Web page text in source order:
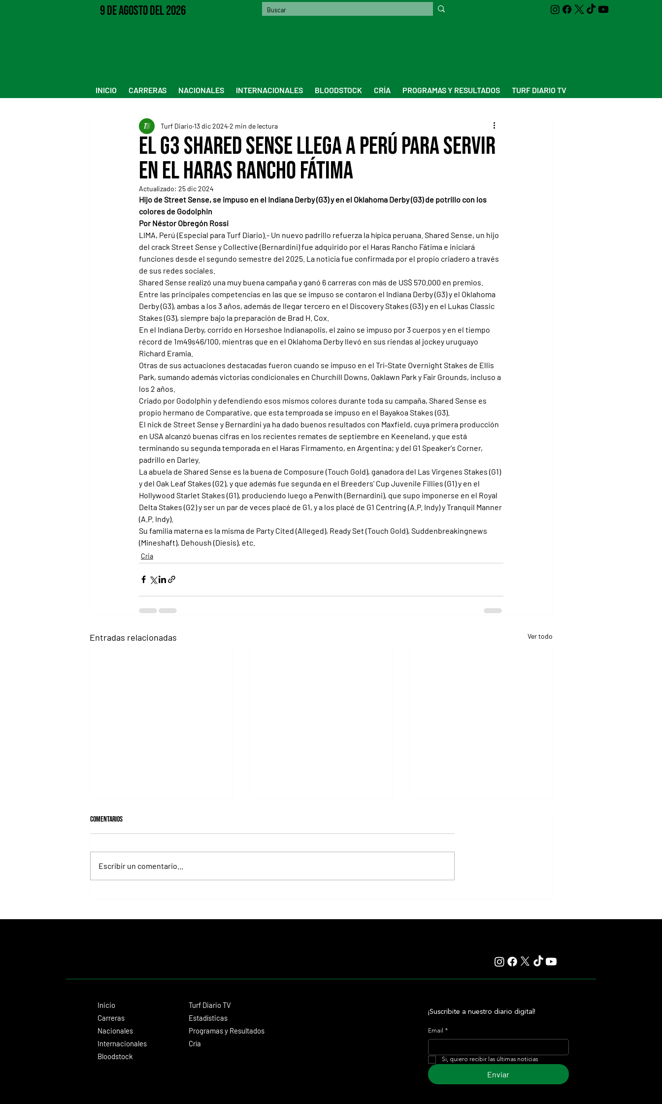
9 de Agosto del 2026
INICIO CARRERAS NACIONALES INTERNACIONALES BLOODSTOCK CRÍA PROGRAMAS Y RESULTADOS TURF DIARIO TV
El G3 Shared Sense llega a Perú para servir
en el Haras Rancho Fátima
Turf Diario 13 dic 2024 2 min de lectura
Actualizado: 25 dic 2024
Hijo de Street Sense, se impuso en el Indiana Derby (G3) y en el Oklahoma Derby (G3) de potrillo con los
colores de Godolphin
Por Néstor Obregón Rossi
LIMA, Perú (Especial para Turf Diario).- Un nuevo padrillo refuerza la hípica peruana. Shared Sense, un hijo
del crack Street Sense y Collective (Bernardini) fue adquirido por el Haras Rancho Fátima e iniciará
funciones desde el segundo semestre del 2025. La noticia fue confirmada por el propio criadero a través
de sus redes sociales.
Shared Sense realizó una muy buena campaña y ganó 6 carreras con más de US$ 570.000 en premios.
Entre las principales competencias en las que se impuso se contaron el Indiana Derby (G3) y el Oklahoma
Derby (G3), ambas a los 3 años, además de llegar tercero en el Discovery Stakes (G3) y en el Lukas Classic
Stakes (G3), siempre bajo la preparación de Brad H. Cox.
En el Indiana Derby, corrido en Horseshoe Indianapolis, el zaino se impuso por 3 cuerpos y en el tiempo
récord de 1m49s46/100, mientras que en el Oklahoma Derby llevó en sus riendas al jockey uruguayo
Richard Eramia.
Otras de sus actuaciones destacadas fueron cuando se impuso en el Tri-State Overnight Stakes de Ellis
Park, sumando además victorias condicionales en Churchill Downs, Oaklawn Park y Fair Grounds, incluso a
los 2 años.
Criado por Godolphin y defendiendo esos mismos colores durante toda su campaña, Shared Sense es
propio hermano de Comparative, que esta temproada se impuso en el Bayakoa Stakes (G3).
El nick de Street Sense y Bernardini ya ha dado buenos resultados con Maxfield, cuya primera producción
en USA alcanzó buenas cifras en los recientes remates de septiembre en Keeneland, y que está
terminando su segunda temporada en el Haras Firmamento, en Argentina; y del G1 Speaker's Corner,
padrillo en Darley.
La abuela de Shared Sense es la buena de Composure (Touch Gold), ganadora del Las Virgenes Stakes (G1)
y del Oak Leaf Stakes (G2), y que además fue segunda en el Breeders' Cup Juvenile Fillies (G1) y en el
Hollywood Starlet Stakes (G1), produciendo luego a Penwith (Bernardini), que supo imponerse en el Royal
Delta Stakes (G2) y ser un par de veces placé de G1, y a los placé de G1 Centring (A.P. Indy) y Tranquil Manner
(A.P. Indy).
Su familia materna es la misma de Party Cited (Alleged), Ready Set (Touch Gold), Suddenbreakingnews
(Mineshaft), Dehoush (Diesis), etc.
Cria
Entradas relacionadas Ver todo
Comentarios
Escribir un comentario...
Inicio
Carreras
Nacionales
Internacionales
Bloodstock
Turf Diario TV
Estadísticas
Programas y Resultados
Cría
¡Suscribite a nuestro diario digital!
Email *
Si, quiero recibir las últimas noticias
Enviar